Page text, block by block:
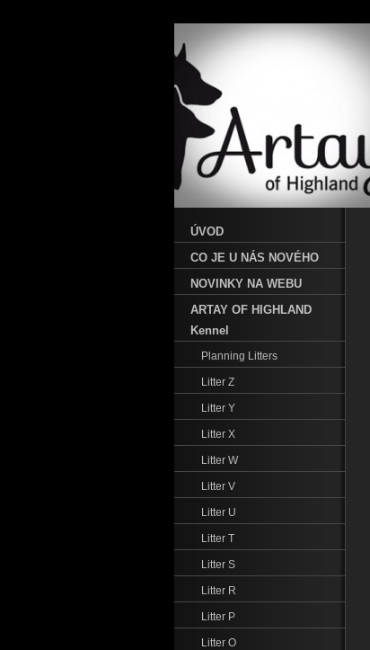
ÚVOD
CO JE U NÁS NOVÉHO
NOVINKY NA WEBU
ARTAY OF HIGHLAND
Kennel
Planning Litters
Litter Z
Litter Y
Litter X
Litter W
Litter V
Litter U
Litter T
Litter S
Litter R
Litter P
Litter O